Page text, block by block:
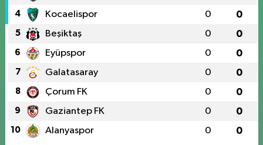
4 Kocaelispor 0 0
5 Beşiktaş 0 0
6 Eyüpspor 0 0
7 Galatasaray 0 0
8 Çorum FK 0 0
9 Gaziantep FK 0 0
10 Alanyaspor 0 0